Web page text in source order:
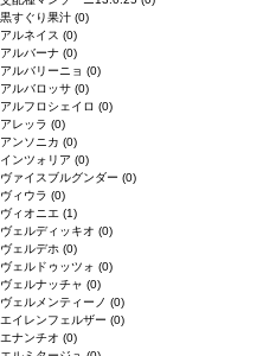
黒すぐり果汁 (0)
アルネイス (0)
アルバーナ (0)
アルバリーニョ (0)
アルバロッサ (0)
アルフロシェイロ (0)
アレッラ (0)
アンソニカ (0)
インツォリア (0)
ヴァイスブルグンダー (0)
ヴィウラ (0)
ヴィオニエ (1)
ヴェルディッキオ (0)
ヴェルデホ (0)
ヴェルドゥッツォ (0)
ヴェルナッチャ (0)
ヴェルメンティーノ (0)
エイレンフェルザー (0)
エナンチオ (0)